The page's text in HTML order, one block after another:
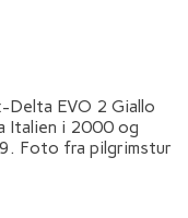
Delta EVO 2 Giallo
Italien i 2000 og
Foto fra pilgrimstur